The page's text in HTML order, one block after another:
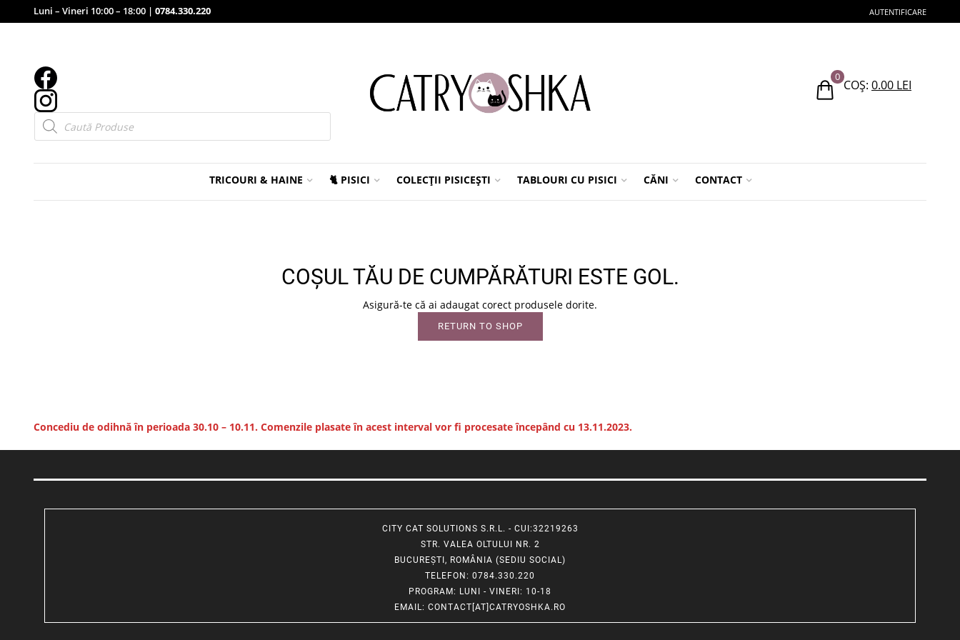
Luni – Vineri 10:00 – 18:00 | 0784.330.220 AUTENTIFICARE
Products
search
0
COȘ: 0.00 LEI
TRICOURI & HAINE 🐈 PISICI COLECȚII PISICEȘTI TABLOURI CU PISICI CĂNI CONTACT
COȘUL TĂU DE CUMPĂRĂTURI ESTE GOL.
Asigură-te că ai adaugat corect produsele dorite.
RETURN TO SHOP
Concediu de odihnă în perioada 30.10 – 10.11. Comenzile plasate în acest interval vor fi procesate începând cu 13.11.2023.
CITY CAT SOLUTIONS S.R.L. - CUI:32219263
STR. VALEA OLTULUI NR. 2
BUCUREȘTI, ROMÂNIA (SEDIU SOCIAL)
TELEFON: 0784.330.220
PROGRAM: LUNI - VINERI: 10-18
EMAIL: CONTACT[AT]CATRYOSHKA.RO